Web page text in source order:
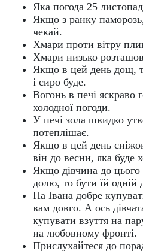
Яка погода 25
Якщо з ранку
чекай.
Хмари проти вітру
Хмари низько
Якщо в цей день дощ,
і сиро буде.
Вогонь в печі яскраво
холодної погоди.
У печі зола швидко
потеплішає.
Якщо в цей день
він до весни, яка буде
Якщо дівчина до цього
долю, то бути їй одній
На Івана добре
вам довго. А ось
купувати взуття на
на любовному фронті.
Прислухайтеся до